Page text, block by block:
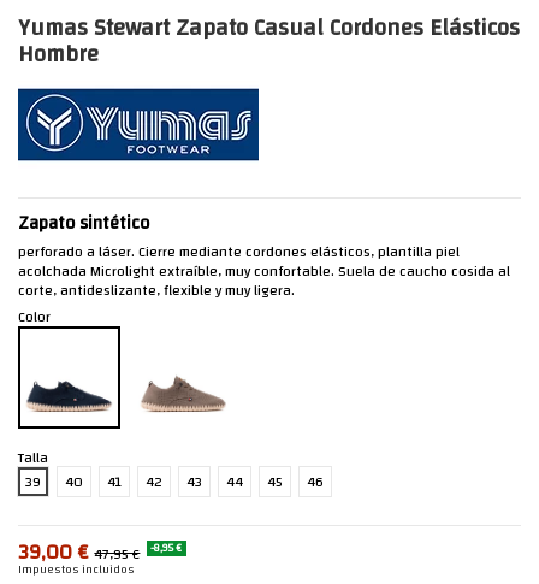
Yumas Stewart Zapato Casual Cordones Elásticos
Hombre
Zapato sintético
perforado a láser. Cierre mediante cordones elásticos, plantilla piel
acolchada Microlight extraíble, muy confortable. Suela de caucho cosida al
corte, antideslizante, flexible y muy ligera.
Color
Talla
39
40 41 42 43 44 45 46
39,00 € 47,95 € -8,95 €
Impuestos incluidos